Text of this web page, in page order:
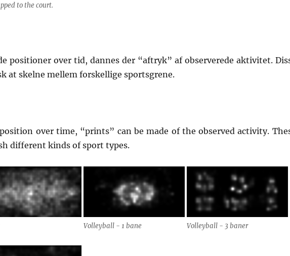
to the court.
positioner over tid, dannes der “aftryk” af observerede aktivitet.
at skelne mellem forskellige sportsgrene.
over time, “prints” can be made of the observed activity.
different kinds of sport types.
Volleyball - 1 bane Volleyball - 3 baner